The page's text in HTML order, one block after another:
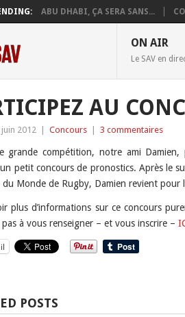
ABU DHABI, ÇA SERA SANS...
ON AIR
Le SAV en
AU
juin 2012 Concours 3 commentaires
grande compétition, notre ami
petit concours de pronostics. Après le
du Monde de Rugby, Damien revient pour
plus d’informations sur ce concours
pas à vous renseigner – et vous inscrire –
POSTS